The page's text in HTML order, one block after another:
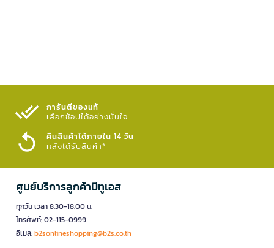
การันตีของแท้
เลือกช้อปได้อย่างมั่นใจ​
คืนสินค้าได้ภายใน 14 วัน
หลังได้รับสินค้า*
ศูนย์บริการลูกค้าบีทูเอส
ทุกวัน เวลา 8.30-18.00 น.
โทรศัพท์: 02-115-0999
อีเมล:b2sonlineshopping@b2s.co.th